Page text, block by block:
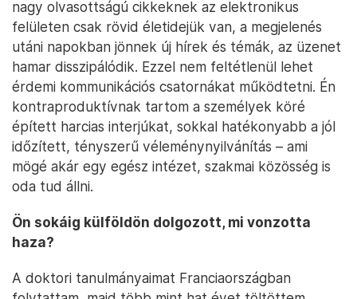
vetülete van. Az adófizetők pénzéből
finanszírozzuk a kutatásaink egy részét, ezért
fontos, hogy eredményeinket és azok társadalmi,
gazdasági vonatkozásait transzparenssé tegyük a
nagyközönség számára, vagy szaktudásunkat
valamilyen közügy szolgálatába állítsuk. Nem
feltétlenül az a célunk, hogy figyelemfelkeltő
szalagcímekkel lájkokat és megtekintéseket
halmozzunk fel. A határozott szakmai
megnyilvánulás és a hangos véleménynyilvánítás
nagy olvasottságú cikkeknek az elektronikus
felületen csak rövid életidejük van, a megjelenés
utáni napokban jönnek új hírek és témák, az üzenet
hamar disszipálódik. Ezzel nem feltétlenül lehet